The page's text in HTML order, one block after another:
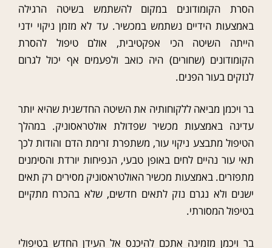
הסרת הקומודונים במקום להשתמש בשיטה הרגילה
באמצעות הידיים נשתמש במכשיר. עד לא מזמן ניקוי ידני
הייתה השיטה הכי אפקטיבית, אולם טיפול להסרת
הקומודונים (שחורים) היה כואב ולפעמים אף יכול לגרום
לנזקים בעור הפנים.
בר ויכמן מביאה ללקוחותיה את השיטה החדשנית שהיא יותר
עדינה באמצעות מכשיר שפדולת אולטראסוניק. במהלך
הטיפול מתבצע ניקוי עור, משתפרת זרימת הדם והודות לכך
תאי עור נהיים לחים באופן טבעי, הנפיחות יורדת והסימנים
מתפזרים. באמצעות מכשיר האולטראסוניק מסירים רק תאים
ישנים ולא נגרם נזק לתאים חדשים, שלא בהכרח מתקיים
בטיפול המסורתי.
בר ויכמן מזמינה אתכם להיכנס אל העידן החדש בטיפולי